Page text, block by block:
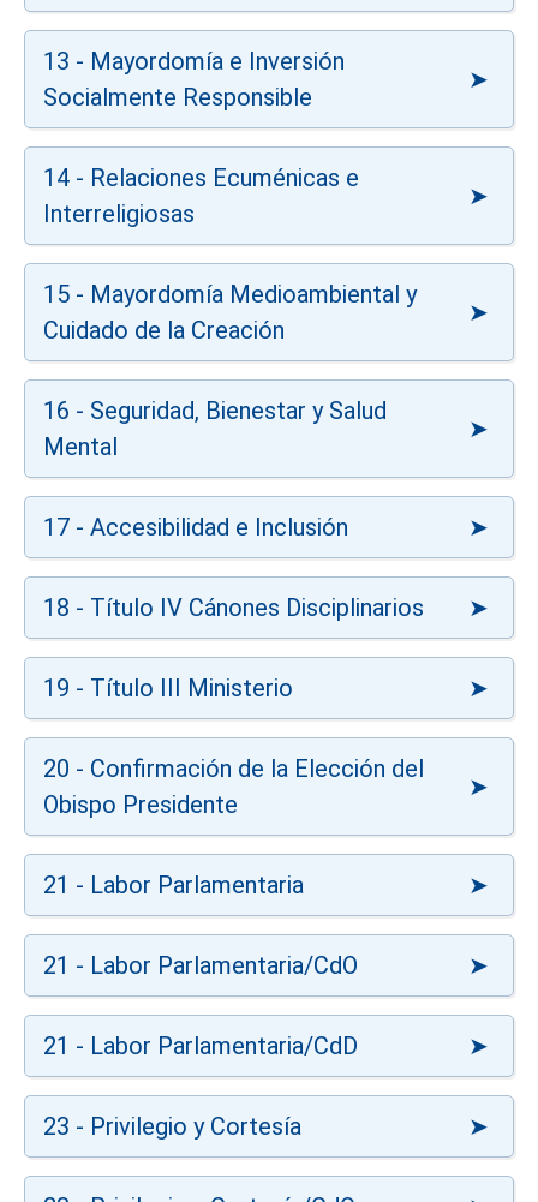
13 - Mayordomía e Inversión
Socialmente Responsible
14 - Relaciones Ecuménicas e
Interreligiosas
15 - Mayordomía Medioambiental y
Cuidado de la Creación
16 - Seguridad, Bienestar y Salud
Mental
17 - Accesibilidad e Inclusión
18 - Título IV Cánones Disciplinarios
19 - Título III Ministerio
20 - Confirmación de la Elección del
Obispo Presidente
21 - Labor Parlamentaria
21 - Labor Parlamentaria/CdO
21 - Labor Parlamentaria/CdD
23 - Privilegio y Cortesía